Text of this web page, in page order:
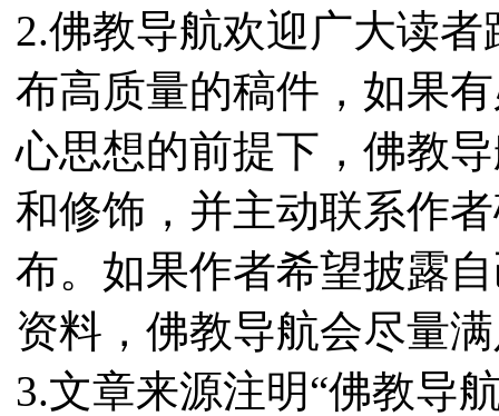
2.佛教导航欢迎广大读
布高质量的稿件，如果
心思想的前提下，佛教
和修饰，并主动联系作
布。如果作者希望披露
资料，佛教导航会尽量
3.文章来源注明“佛教导